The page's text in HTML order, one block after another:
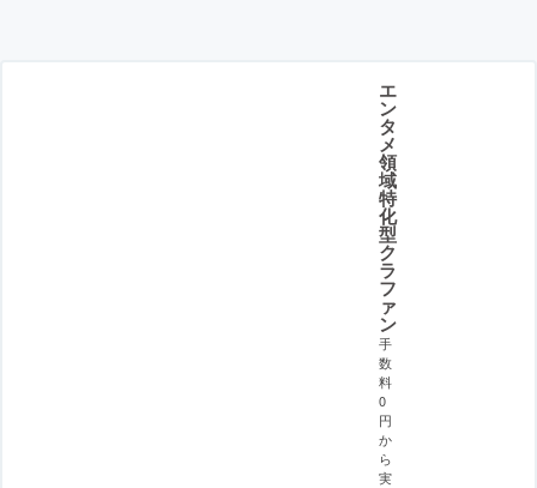
エ
ン
タ
メ
領
域
特
化
型
ク
ラ
フ
ァ
ン
手
数
料
0
円
か
ら
実